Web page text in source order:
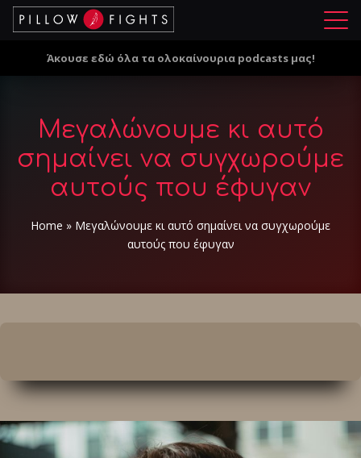
Μ
ο
Άκουσε εδώ όλα τα ολοκαίνουρια podcasts μας!
Μεγαλώνουμε κι αυτό
σημαίνει να συγχωρούμε
αυτούς που έφυγαν
Home » Μεγαλώνουμε κι αυτό σημαίνει να συγχωρούμε
αυτούς που έφυγαν